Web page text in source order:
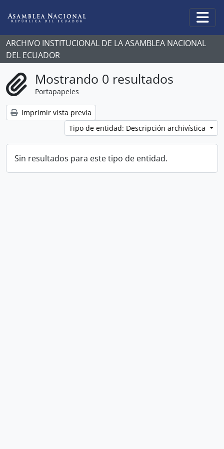
ARCHIVO INSTITUCIONAL DE LA ASAMBLEA NACIONAL
DEL ECUADOR
Mostrando 0 resultados
Portapapeles
Imprimir vista previa
Tipo de entidad: Descripción archivística
Sin resultados para este tipo de entidad.